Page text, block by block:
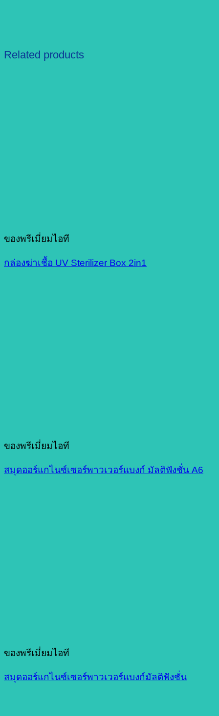
Related products
ของพรีเมี่ยมไอที
กล่องฆ่าเชื้อ UV Sterilizer Box 2in1
ของพรีเมี่ยมไอที
สมุดออร์แกไนซ์เซอร์พาวเวอร์แบงก์ มัลติฟังชั่น A6
ของพรีเมี่ยมไอที
สมุดออร์แกไนซ์เซอร์พาวเวอร์แบงก์มัลติฟังชั่น